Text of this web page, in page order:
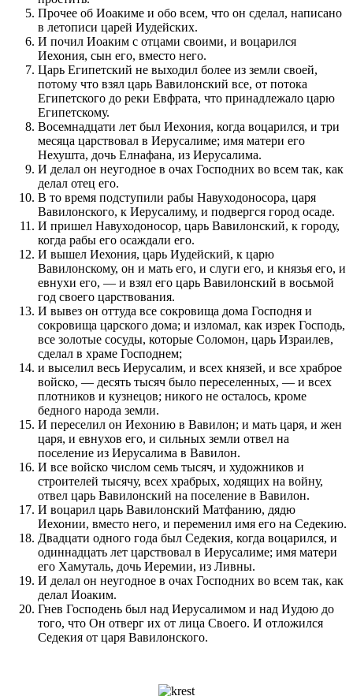
Прочее об Иоакиме и обо всем, что он сделал, написано
в летописи царей Иудейских.
И почил Иоаким с отцами своими, и воцарился
Иехония, сын его, вместо него.
Царь Египетский не выходил более из земли своей,
потому что взял царь Вавилонский все, от потока
Египетского до реки Евфрата, что принадлежало царю
Египетскому.
Восемнадцати лет был Иехония, когда воцарился, и три
месяца царствовал в Иерусалиме; имя матери его
Нехушта, дочь Елнафана, из Иерусалима.
И делал он неугодное в очах Господних во всем так, как
делал отец его.
В то время подступили рабы Навуходоносора, царя
Вавилонского, к Иерусалиму, и подвергся город осаде.
И пришел Навуходоносор, царь Вавилонский, к городу,
когда рабы его осаждали его.
И вышел Иехония, царь Иудейский, к царю
Вавилонскому, он и мать его, и слуги его, и князья его, и
евнухи его, — и взял его царь Вавилонский в восьмой
год своего царствования.
И вывез он оттуда все сокровища дома Господня и
сокровища царского дома; и изломал, как изрек Господь,
все золотые сосуды, которые Соломон, царь Израилев,
сделал в храме Господнем;
и выселил весь Иерусалим, и всех князей, и все храброе
войско, — десять тысяч было переселенных, — и всех
плотников и кузнецов; никого не осталось, кроме
бедного народа земли.
И переселил он Иехонию в Вавилон; и мать царя, и жен
царя, и евнухов его, и сильных земли отвел на
поселение из Иерусалима в Вавилон.
И все войско числом семь тысяч, и художников и
строителей тысячу, всех храбрых, ходящих на войну,
отвел царь Вавилонский на поселение в Вавилон.
И воцарил царь Вавилонский Матфанию, дядю
Иехонии, вместо него, и переменил имя его на Седекию.
Двадцати одного года был Седекия, когда воцарился, и
одиннадцать лет царствовал в Иерусалиме; имя матери
его Хамуталь, дочь Иеремии, из Ливны.
И делал он неугодное в очах Господних во всем так, как
делал Иоаким.
Гнев Господень был над Иерусалимом и над Иудою до
того, что Он отверг их от лица Своего. И отложился
Седекия от царя Вавилонского.